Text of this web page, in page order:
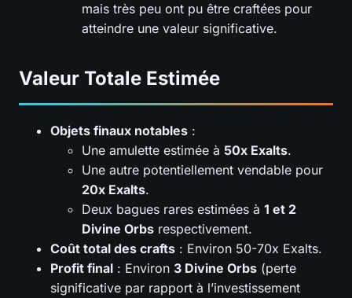
mais très peu ont pu être craftées pour
atteindre une valeur significative.
Valeur Totale Estimée
Objets finaux notables :
Une amulette estimée à 50x Exalts.
Une autre potentiellement vendable pour
20x Exalts.
Deux bagues rares estimées à 1 et 2
Divine Orbs respectivement.
Coût total des crafts : Environ 50-70x Exalts.
Profit final : Environ 3 Divine Orbs (perte
significative par rapport à l’investissement